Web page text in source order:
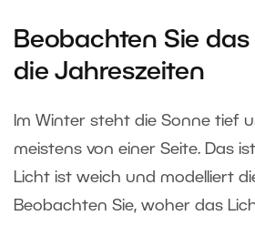
Beobachten Sie
die Jahreszeiten
Im Winter steht die Sonne tief
meistens von einer Seite. Das
Licht ist weich und modelliert
Beobachten Sie, woher das